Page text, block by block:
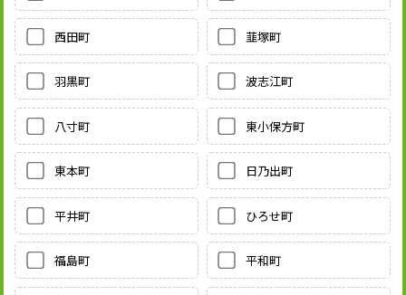
西田町 韮塚町
羽黒町 波志江町
八寸町 東小保方町
東本町 日乃出町
平井町 ひろせ町
福島町 平和町